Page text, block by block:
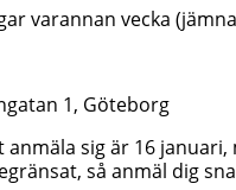
varannan vecka
1, Göteborg
anmäla sig är 16
så anmäl dig